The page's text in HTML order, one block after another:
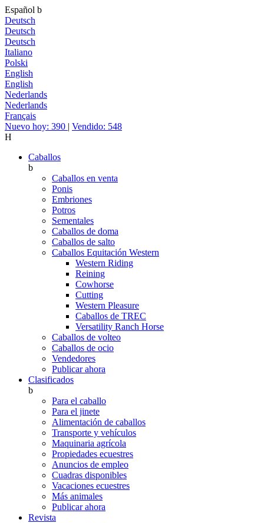
Español b
Deutsch
Deutsch
Deutsch
Italiano
Polski
English
English
Nederlands
Nederlands
Français
Nuevo hoy: 390 | Vendido: 548
H
Caballos
b
Caballos en venta
Ponis
Embriones
Potros
Sementales
Caballos de doma
Caballos de salto
Caballos Equitación Western
Western Riding
Reining
Cowhorse
Cutting
Western Pleasure
Caballos de TREC
Versatility Ranch Horse
Caballos de volteo
Caballos de ocio
Vendedores
Publicar ahora
Clasificados
b
Para el caballo
Para el jinete
Alimentación de caballos
Transporte y vehículos
Maquinaria agrícola
Propiedades ecuestres
Anuncios de empleo
Cuadras disponibles
Vacaciones ecuestres
Más animales
Publicar ahora
Revista